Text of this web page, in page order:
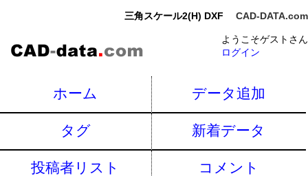
三角スケール2(H) DXF CAD-DATA.com
ようこそゲストさん
ログイン
ホーム データ追加
タグ 新着データ
投稿者リスト コメント